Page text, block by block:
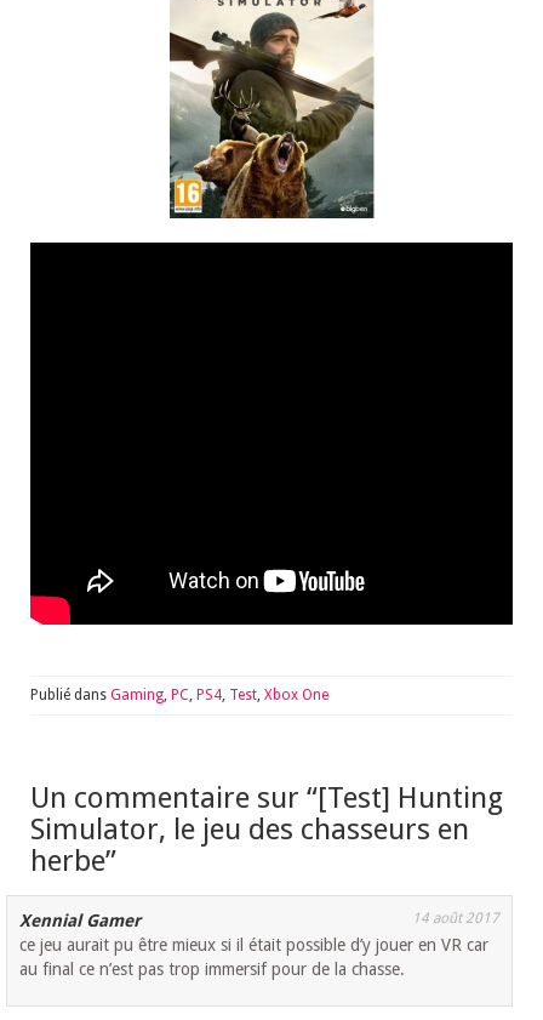
Publié dans Gaming, PC, PS4, Test, Xbox One
Un commentaire sur “[Test] Hunting
Simulator, le jeu des chasseurs en
herbe”
Xennial Gamer 14 août 2017
ce jeu aurait pu être mieux si il était possible d’y jouer en VR car
au final ce n’est pas trop immersif pour de la chasse.